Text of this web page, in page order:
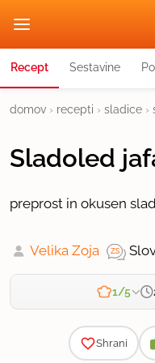
Recept Sestavine
domov › recepti › sladice ›
Sladoled
preprost in okusen
Velika Zoja
1/5
Shrani